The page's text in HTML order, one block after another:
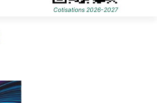
Cotisations 2026-2027